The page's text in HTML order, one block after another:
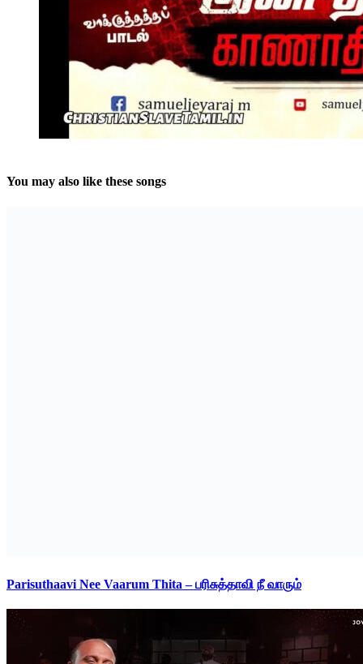
You may also like these songs
Parisuthaavi Nee Vaarum Thita – பரிசுத்தாவி நீ வாரும்